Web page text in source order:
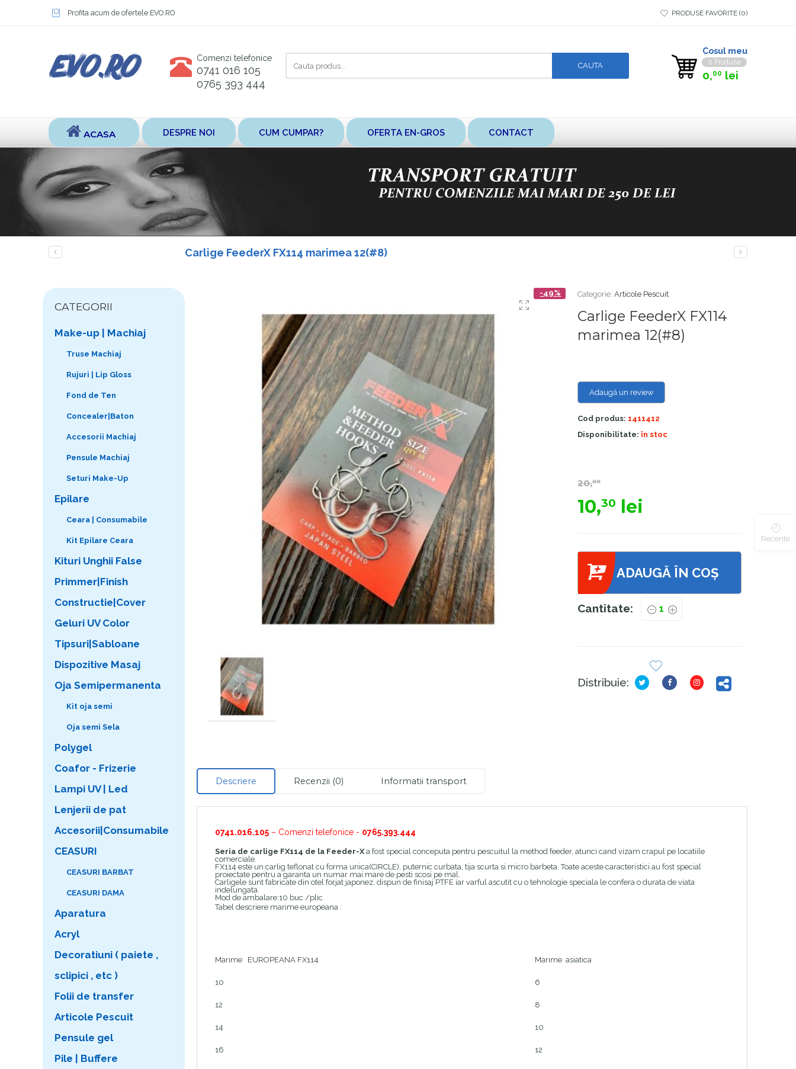
Profita acum de ofertele EVO.RO PRODUSE FAVORITE 0
Comenzi telefonice
0741 016 105
0765 393 444
aici
Cosul meu
0 Produse
0,00 lei
ACASA DESPRE NOI CUM CUMPAR? OFERTA EN-GROS CONTACT
Carlige FeederX FX114 marimea 12(#8)
-49% Categorie:Articole Pescuit
Carlige FeederX FX114
marimea 12(#8)
Adaugă un review
Cod produs: 1411412
Disponibilitate: în stoc
20,00
10,30 lei
ADAUGĂ ÎN COȘ
Cantitate:
Distribuie:
Descriere Recenzii (0) Informatii transport
0741.016.105 – Comenzi telefonice - 0765.393.444
Seria de carlige FX114 de la Feeder-Xa fost special conceputa pentru pescuitul la method feeder, atunci cand vizam crapul pe locatiile
comerciale.
FX114 este un carlig teflonat cu forma unica(CIRCLE), puternic curbata, tija scurta si micro barbeta. Toate aceste caracteristici au fost special
proiectate pentru a garanta un numar mai mare de pesti scosi pe mal.
Carligele sunt fabricate din otel forjat japonez, dispun de finisaj PTFE iar varful ascutit cu o tehnologie speciala le confera o durata de viata
indelungata.
Mod de ambalare:10 buc /plic
Tabel descriere marime europeana :
Marime EUROPEANA FX114 Marime asiatica
10 6
12 8
14 10
16 12
CATEGORII
Make-up | Machiaj
Truse Machiaj
Rujuri | Lip Gloss
Fond de Ten
Concealer|Baton
Accesorii Machiaj
Pensule Machiaj
Seturi Make-Up
Epilare
Ceara | Consumabile
Kit Epilare Ceara
Kituri Unghii False
Primmer|Finish
Constructie|Cover
Geluri UV Color
Tipsuri|Sabloane
Dispozitive Masaj
Oja Semipermanenta
Kit oja semi
Oja semi Sela
Polygel
Coafor - Frizerie
Lampi UV | Led
Lenjerii de pat
Accesorii|Consumabile
CEASURI
CEASURI BARBAT
CEASURI DAMA
Aparatura
Acryl
Decoratiuni ( paiete ,
sclipici , etc )
Folii de transfer
Articole Pescuit
Pensule gel
Pile | Buffere
Recente